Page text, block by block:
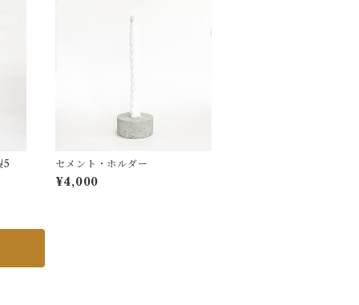
5 セメント・ホルダー
¥4,000